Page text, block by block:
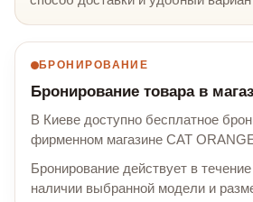
БРОНИРОВАНИЕ
Бронирование товара в
В Киеве доступно бесплатное
фирменном магазине CAT
Бронирование действует в течение
наличии выбранной модели и